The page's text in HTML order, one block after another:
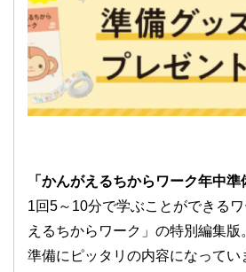
「かんがえるちからワーク年中準
1回5～10分で学ぶことができる
えるちからワーク」の特別編集版
準備にピッタリの内容になってい